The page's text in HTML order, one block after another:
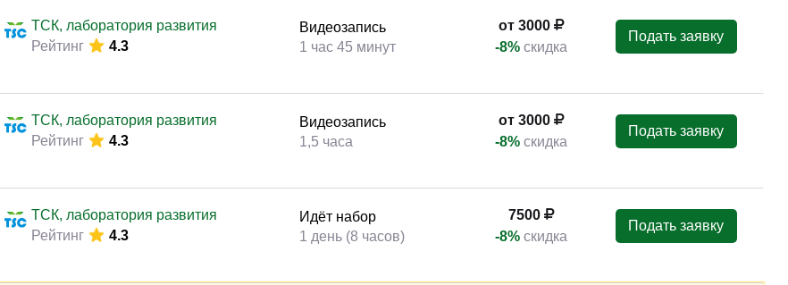
Логистика и снабжение (46)
Делопроизводство / секретариат / АХО (29)
Безопасность (17)
ТСК, лаборатория развития
Рейтинг
4.3
Видеозапись
1 час 45 минут
от 3000
-8% скидка
Подать заявку
ТСК, лаборатория развития
Рейтинг
4.3
Видеозапись
1,5 часа
от 3000
-8% скидка
Подать заявку
ТСК, лаборатория развития
Рейтинг
4.3
Идёт набор
1 день (8 часов)
7500
-8% скидка
Подать заявку